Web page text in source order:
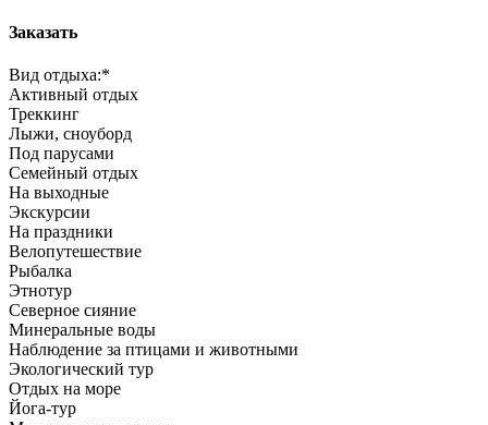
Заказать
Вид отдыха:*
Активный отдых
Треккинг
Лыжи, сноуборд
Под парусами
Семейный отдых
На выходные
Экскурсии
На праздники
Велопутешествие
Рыбалка
Этнотур
Северное сияние
Минеральные воды
Наблюдение за птицами и животными
Экологический тур
Отдых на море
Йога-тур